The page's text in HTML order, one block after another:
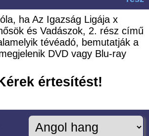
ha Az Igazság Ligája x
és Vadászok, 2. rész című
tévéadó, bemutatják a
DVD vagy Blu-ray
értesítést!